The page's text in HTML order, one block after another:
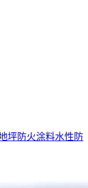
坪防火涂料水性防